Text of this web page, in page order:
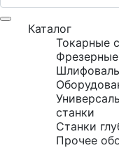
Каталог
Токарные
станки
Станки
Прочее